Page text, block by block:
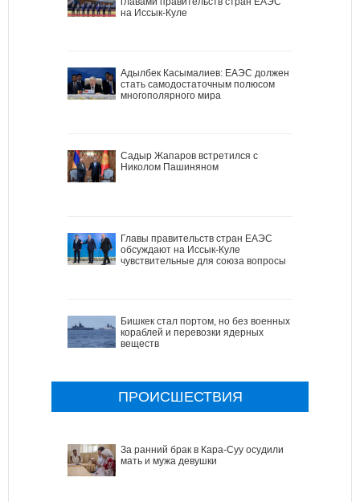
на Иссык-Куле
Адылбек Касымалиев: ЕАЭС должен
стать самодостаточным полюсом
многополярного мира
Садыр Жапаров встретился с
Николом Пашиняном
Главы правительств стран ЕАЭС
обсуждают на Иссык-Куле
чувствительные для союза вопросы
Бишкек стал портом, но без военных
кораблей и перевозки ядерных
веществ
ПРОИСШЕСТВИЯ
За ранний брак в Кара-Суу осудили
мать и мужа девушки